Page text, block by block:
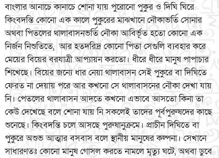
বাংলার আনাচে কানাচে শোনা যায় পুরোনো পুকুর ও দিঘি ঘিরে
কিংবদন্তি কোনো এক কালে পুকুরের মাঝখানে নৌকাভর্তি সোনার
অথবা পিতলের থালাবাসনভর্তি নৌকা আবির্ভূত হতো কোনো এক
নির্জন নিশুতিতে, আর হতদরিদ্র কোনো পিতা সেগুলি ব্যবহার করে
মেয়ের বিয়ের বরযাত্রী আপ্যায়ন করতো। ধীরে ধীরে মানুষ পাপাচার
শিখেছে। বিয়ের জন্যে ধার নেয়া থালাবাসন সেই পুকুরে বা দিঘিতে
ফেরত না দেয়ায় পরে আর কখনো সে থালাবাসনের নৌকা দেখা যায়
নি। পেতলের থালাবাসন আদতে কখনো এভাবে আসতো কিনা তা
কেউ দেখেছে বলে শোনা যায় নি সকলেই তাদের পূর্বপুরুষদের কাছে
শুনেছে। কিংবদন্তি চলে আসছে পুরুষানুক্রমে। প্রাচীন দিঘিতে বা
পুকুরে অশুভ আত্মার বসবাস বলে স্থানীয় মানুষের কল্পনা। সেখানে
সাধারণতঃ কোনো মানুষ গোসল করতে নামলে মৃত্যু ঘটে, অথবা ডুবে